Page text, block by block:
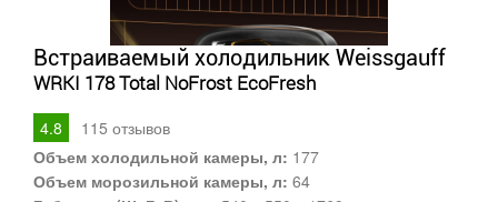
Встраиваемый холодильник Weissgauff
WRKI 178 Total NoFrost EcoFresh
4.8 115 отзывов
Объем холодильной камеры, л: 177
Объем морозильной камеры, л: 64